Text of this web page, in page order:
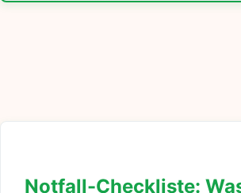
Notfall-Checkliste: